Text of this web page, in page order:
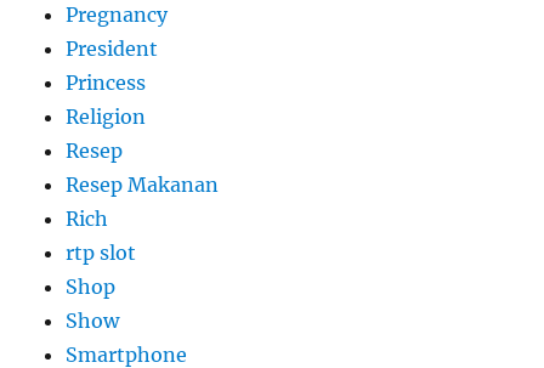
Pregnancy
President
Princess
Religion
Resep
Resep Makanan
Rich
rtp slot
Shop
Show
Smartphone